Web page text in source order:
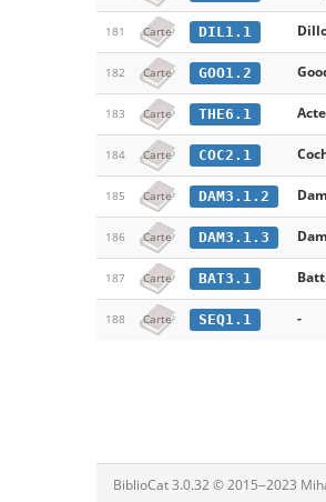
181 Carte DIL1.1
182 Carte GOO1.2
183 Carte THE6.1
184 Carte COC2.1
185 Carte DAM3.1.2
186 Carte DAM3.1.3
187 Carte BAT3.1
188 Carte SEQ1.1 -
BiblioCat 3.0.32 © 2015‒2023